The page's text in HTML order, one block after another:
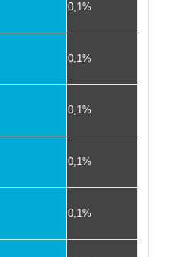
0,1%
0,1%
0,1%
0,1%
0,1%